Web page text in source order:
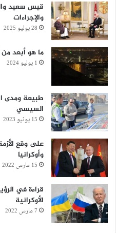
قيس سعيد
والإجراءات
28 يوليو 2025
‏ما هو أبعد
1 يوليو 2024
طبيعة ومدى
السيسي
15 يونيو 2023
على وقع
وأوكرانيا
15 مارس 2022
قراءة في
الأوكرانية
7 مارس 2022